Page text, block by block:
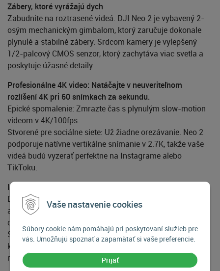
Vaše nastavenie cookies
Súbory cookie nám pomáhajú pri poskytovaní služieb pre
vás. Umožňujú spoznať a zapamätať si vaše preferencie.
Prijať
Zábery, ktoré vyrážajú dych
Zabudnite na roztrasené videá. DJI Neo 2 je vybavený 2-
osým mechanickým gimbalom, ktorý zaručuje dokonale
plynulé a stabilné zábery. Srdcom kamery je vylepšený
1/2-palcový CMOS senzor, ktorý zachytáva viac svetla a
poskytuje úžasné detaily.
Profesionálne 4K video: Natáčajte v neuveriteľnom
rozlíšení 4K pri 60 snímkach za sekundu.
Epické spomalenie: Zmrazte čas s plynulým slow-motion
videom v 4K/100fps.
Stvorené pre sociálne siete: Už žiadne orezávanie. Neo 2
podporuje natívne vertikálne snímanie v 2.7K, takže vaše
videá budú vyzerať perfektne na Instagrame alebo
TikToku.
Inteligentný ako nikdy predtým
DJI Neo 2 je váš inteligentný asistent. Vďaka vylepšeným
algoritmom sledovania udrží krok s bežcom alebo
cyklistom (až do rýchlosti 43 km/h). Nové režimy ako
Smart Selfie a Riding Follow Mode vám umožnia vytvárať
komplexné zábery jednoduchým gestom, bez toho, aby ste
museli držať ovládač.